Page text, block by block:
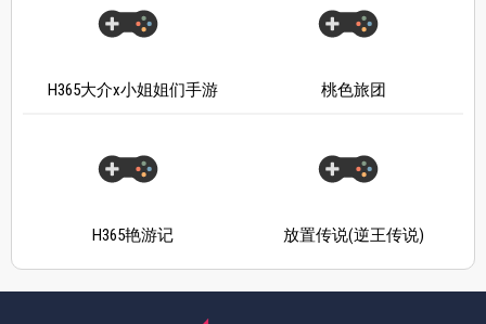
H365大介x小姐姐们手游 桃色旅团
H365艳游记 放置传说(逆王传说)